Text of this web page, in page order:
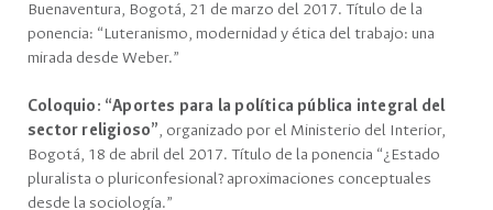
Buenaventura, Bogotá, 21 de marzo del 2017. Título de la
ponencia: “Luteranismo, modernidad y ética del trabajo: una
mirada desde Weber.”
Coloquio: “Aportes para la política pública integral del
sector religioso”, organizado por el Ministerio del Interior,
Bogotá, 18 de abril del 2017. Título de la ponencia “¿Estado
pluralista o pluriconfesional? aproximaciones conceptuales
desde la sociología.”